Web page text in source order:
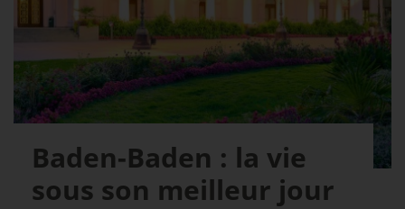
Baden-Baden : la vie
sous son meilleur jour